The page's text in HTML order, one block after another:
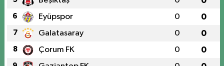
6 Eyüpspor 0 0
7 Galatasaray 0 0
8 Çorum FK 0 0